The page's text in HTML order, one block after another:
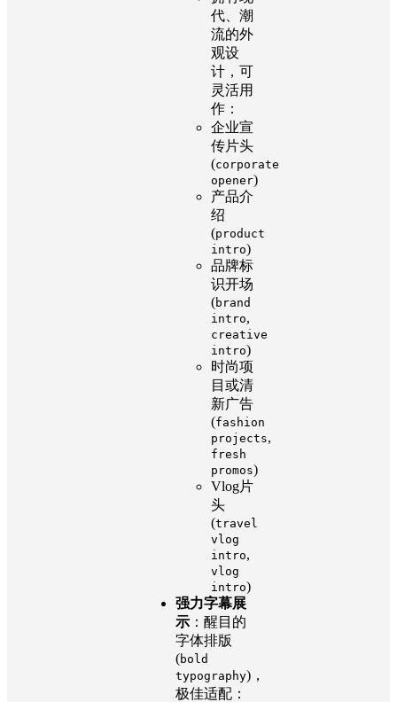
代、潮
流的外
观设
计，可
灵活用
作：
企业宣
传片头
(corporate
opener)
产品介
绍
(product
intro)
品牌标
识开场
(brand
intro,
creative
intro)
时尚项
目或清
新广告
(fashion
projects,
fresh
promos)
Vlog片
头
(travel
vlog
intro,
vlog
intro)
强力字幕展
示 ：醒目的
字体排版
(bold
typography)，
极佳适配：